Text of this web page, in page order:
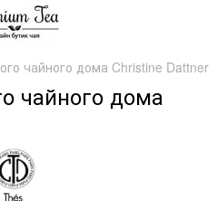
чайного дома Christine Dattner
чайного дома